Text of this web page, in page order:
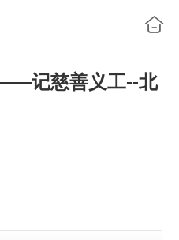
记慈善义工--北